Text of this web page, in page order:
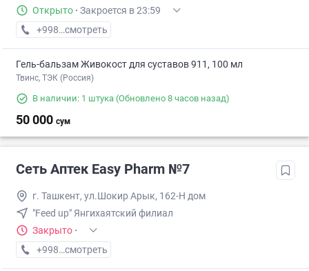
Открыто · Закроется в 23:59
+998 (55) XXX-XX-XX
смотреть
Гель-бальзам Живокост для суставов 911, 100 мл
Твинс, ТЭК (Россия)
В наличии: 1 штука (Обновлено 8 часов назад)
50 000 сум
Сеть Аптек Easy Pharm №7
г. Ташкент, ул.Шокир Арык, 162-Н дом
"Feed up" Янгихаятский филиал
Закрыто ·
+998 (95) XXX-XX-XX
смотреть